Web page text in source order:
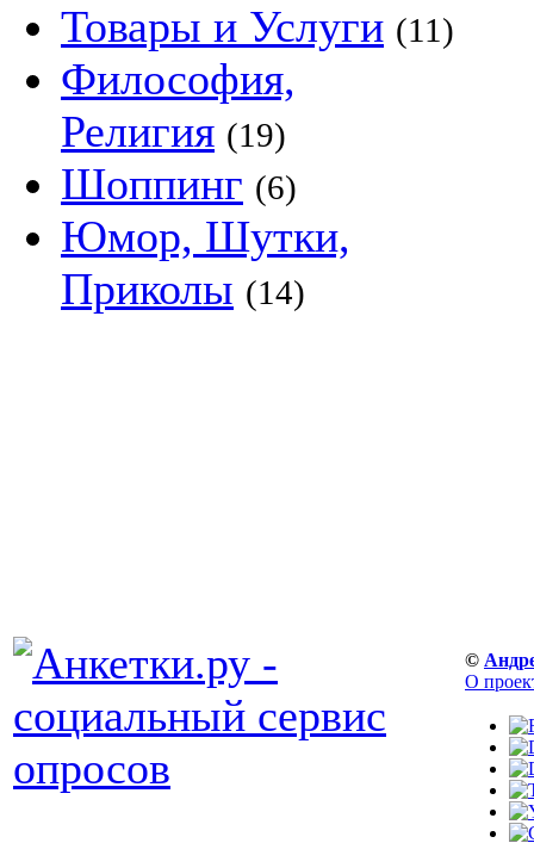
Товары и Услуги (11)
Философия,
Религия (19)
Шоппинг (6)
Юмор, Шутки,
Приколы (14)
©
О